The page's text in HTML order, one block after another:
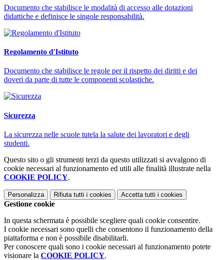
Documento che stabilisce le modalità di accesso alle dotazioni
didattiche e definisce le singole responsabilità.
Regolamento d'Istituto
Documento che stabilisce le regole per il rispetto dei diritti e dei
doveri da parte di tutte le componenti scolastiche.
Sicurezza
La sicurezza nelle scuole tutela la salute dei lavoratori e degli
studenti.
Questo sito o gli strumenti terzi da questo utilizzati si avvalgono di
cookie necessari al funzionamento ed utili alle finalità illustrate nella
COOKIE POLICY.
Personalizza Rifiuta tutti i cookies Accetta tutti i cookies
Gestione cookie
In questa schermata è possibile scegliere quali cookie consentire.
I cookie necessari sono quelli che consentono il funzionamento della
piattaforma e non è possibile disabilitarli.
Per conoscere quali sono i cookie necessari al funzionamento potete
visionare la COOKIE POLICY.